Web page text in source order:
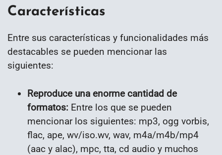
Características
Entre sus características y funcionalidades más
destacables se pueden mencionar las
siguientes:
Reproduce una enorme cantidad de
formatos: Entre los que se pueden
mencionar los siguientes: mp3, ogg vorbis,
flac, ape, wv/iso.wv, wav, m4a/m4b/mp4
(aac y alac), mpc, tta, cd audio y muchos